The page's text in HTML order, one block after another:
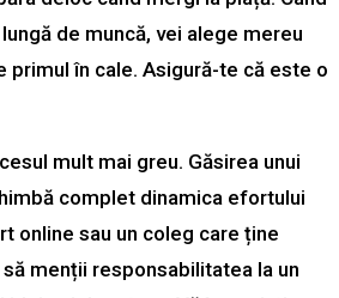
de muncă, vei alege mereu
primul în cale. Asigură-te că este o
mult mai greu. Găsirea unui
complet dinamica efortului
online sau un coleg care ține
menții responsabilitatea la un